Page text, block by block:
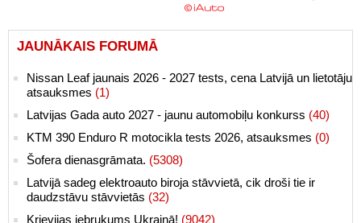
JAUNĀKAIS FORUMĀ
Nissan Leaf jaunais 2026 - 2027 tests, cena Latvijā un lietotāju
atsauksmes (1)
Latvijas Gada auto 2027 - jaunu automobiļu konkurss (40)
KTM 390 Enduro R motocikla tests 2026, atsauksmes (0)
Šofera dienasgrāmata. (5308)
Latvijā sadeg elektroauto biroja stāvvietā, cik droši tie ir
daudzstāvu stāvvietās (32)
Krievijas iebrukums Ukrainā! (9042)